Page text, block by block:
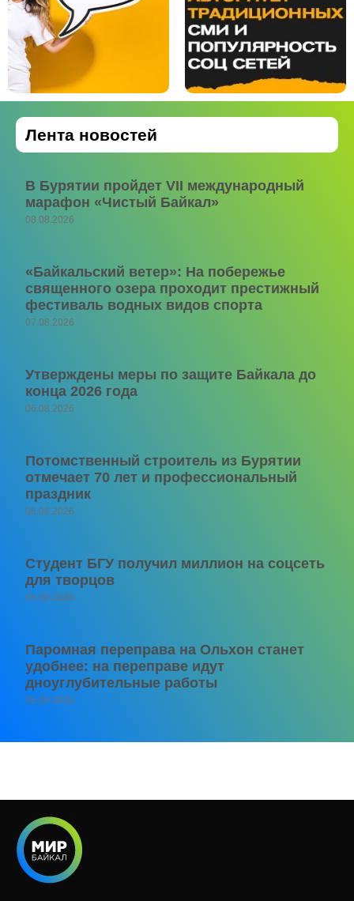
Лента новостей
В Бурятии пройдет VII международный
марафон «Чистый Байкал»
08.08.2026
«Байкальский ветер»: На побережье
священного озера проходит престижный
фестиваль водных видов спорта
07.08.2026
Утверждены меры по защите Байкала до
конца 2026 года
06.08.2026
Потомственный строитель из Бурятии
отмечает 70 лет и профессиональный
праздник
06.08.2026
Студент БГУ получил миллион на соцсеть
для творцов
06.08.2026
Паромная переправа на Ольхон станет
удобнее: на переправе идут
дноуглубительные работы
06.08.2026